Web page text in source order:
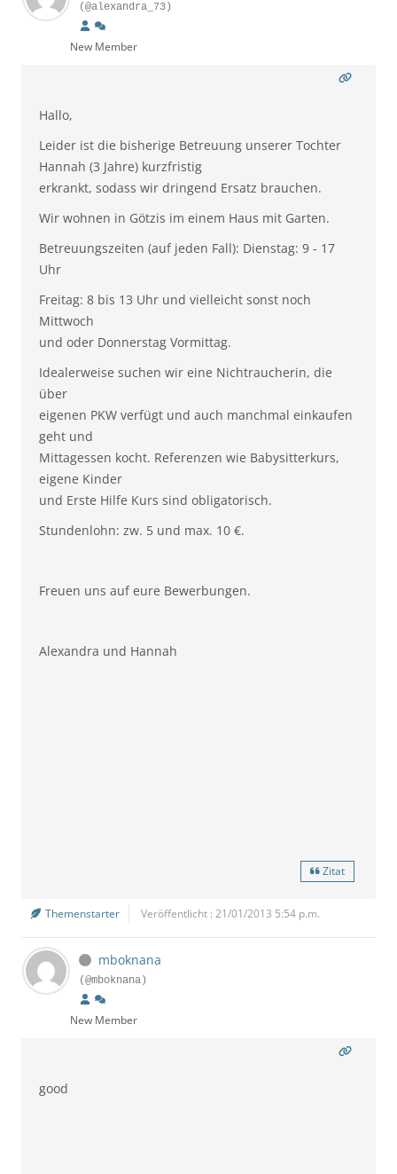
(@alexandra_73)
New Member
Hallo,
Leider ist die bisherige Betreuung unserer Tochter
Hannah (3 Jahre) kurzfristig
erkrankt, sodass wir dringend Ersatz brauchen.
Wir wohnen in Götzis im einem Haus mit Garten.
Betreuungszeiten (auf jeden Fall): Dienstag: 9 - 17
Uhr
Freitag: 8 bis 13 Uhr und vielleicht sonst noch
Mittwoch
und oder Donnerstag Vormittag.
Idealerweise suchen wir eine Nichtraucherin, die
über
eigenen PKW verfügt und auch manchmal einkaufen
geht und
Mittagessen kocht. Referenzen wie Babysitterkurs,
eigene Kinder
und Erste Hilfe Kurs sind obligatorisch.
Stundenlohn: zw. 5 und max. 10 €.
Freuen uns auf eure Bewerbungen.
Alexandra und Hannah
Zitat
Themenstarter Veröffentlicht : 21/01/2013 5:54 p.m.
mboknana
(@mboknana)
New Member
good